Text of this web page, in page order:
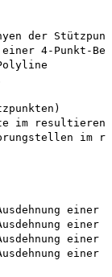
der
4-Punkt-
im
einer
einer
einer